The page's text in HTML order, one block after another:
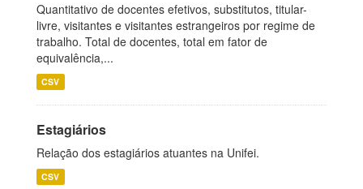
Quantitativo de docentes efetivos, substitutos, titular-
livre, visitantes e visitantes estrangeiros por regime de
trabalho. Total de docentes, total em fator de
equivalência,...
CSV
Estagiários
Relação dos estagiários atuantes na Unifei.
CSV